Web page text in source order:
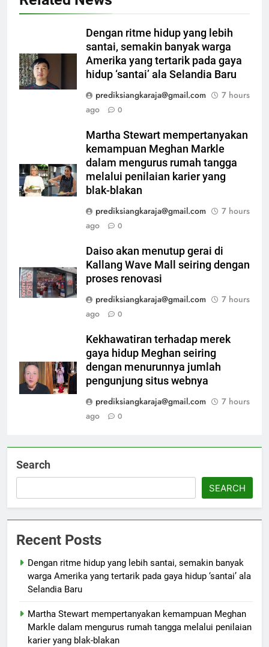
Dengan ritme hidup yang lebih
santai, semakin banyak warga
Amerika yang tertarik pada gaya
hidup ‘santai’ ala Selandia Baru
prediksiangkaraja@gmail.com
7 hours
ago
0
Martha Stewart mempertanyakan
kemampuan Meghan Markle
dalam mengurus rumah tangga
melalui penilaian karier yang
blak-blakan
prediksiangkaraja@gmail.com
7 hours
ago
0
Daiso akan menutup gerai di
Kallang Wave Mall seiring dengan
proses renovasi
prediksiangkaraja@gmail.com
7 hours
ago
0
Kekhawatiran terhadap merek
gaya hidup Meghan seiring
dengan menurunnya jumlah
pengunjung situs webnya
prediksiangkaraja@gmail.com
7 hours
ago
0
Search
SEARCH
Recent Posts
Dengan ritme hidup yang lebih santai, semakin banyak
warga Amerika yang tertarik pada gaya hidup ‘santai’ ala
Selandia Baru
Martha Stewart mempertanyakan kemampuan Meghan
Markle dalam mengurus rumah tangga melalui penilaian
karier yang blak-blakan